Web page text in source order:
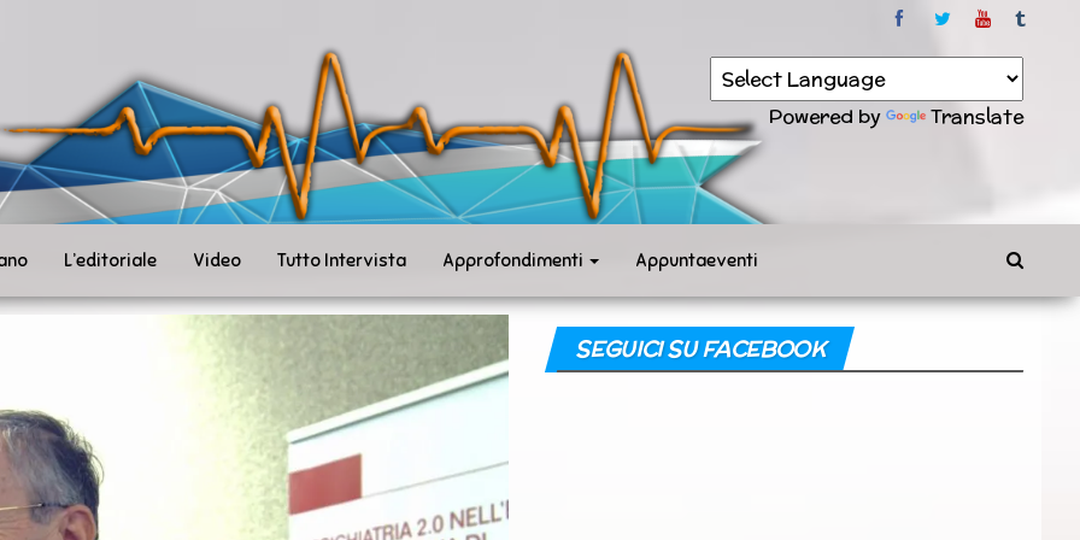
Powered by Translate
L’editoriale Video Tutto Intervista Approfondimenti Appuntaeventi
SEGUICI SU FACEBOOK